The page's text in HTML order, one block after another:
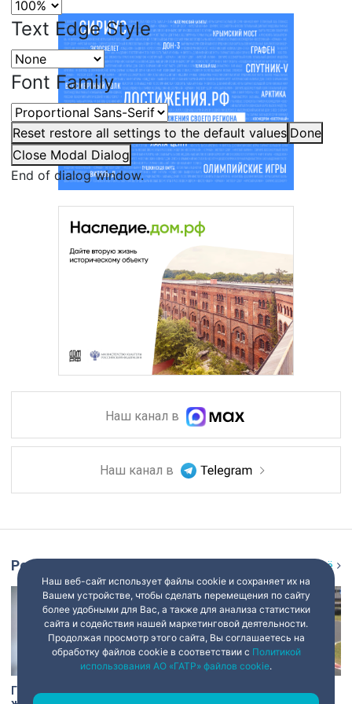
Text Edge Style
Font Family
Reset restore all settings to the default values Done
Close Modal Dialog
End of dialog window.
Наш канал в
Наш канал в
Репортаж Ещё
Голый мужчина в квартире
Участники СВО приняли
Наш веб-сайт использует файлы cookie и сохраняет их на
Вашем устройстве, чтобы сделать перемещения по сайту
более удобными для Вас, а также для анализа статистики
сайта и содействия нашей маркетинговой деятельности.
Продолжая просмотр этого сайта, Вы соглашаетесь на
обработку файлов cookie в соответствии с Политикой
использования АО «ГАТР» файлов cookie.